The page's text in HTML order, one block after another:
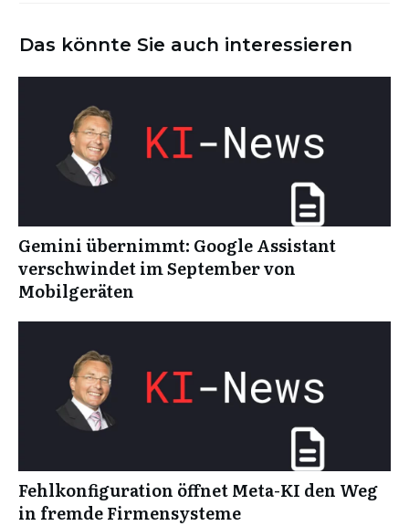
Das könnte Sie auch interessieren
Gemini übernimmt: Google Assistant
verschwindet im September von
Mobilgeräten
Fehlkonfiguration öffnet Meta-KI den Weg
in fremde Firmensysteme